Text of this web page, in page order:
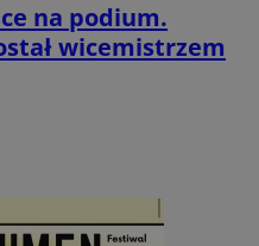
na podium.
wicemistrzem